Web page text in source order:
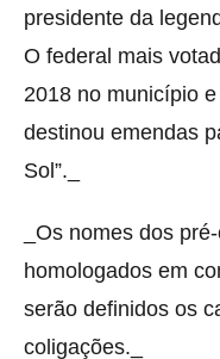
presidente da
O federal mais
2018 no município
destinou emendas
Sol”._
_Os nomes dos
homologados em
serão definidos os
coligações._